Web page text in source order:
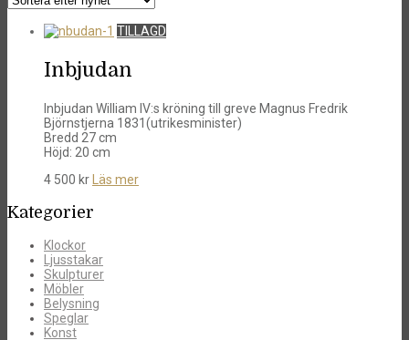
TILLAGD
Inbjudan
Inbjudan William IV:s kröning till greve Magnus Fredrik
Björnstjerna 1831(utrikesminister)
Bredd 27 cm
Höjd: 20 cm
4 500 kr Läs mer
Kategorier
Klockor
Ljusstakar
Skulpturer
Möbler
Belysning
Speglar
Konst